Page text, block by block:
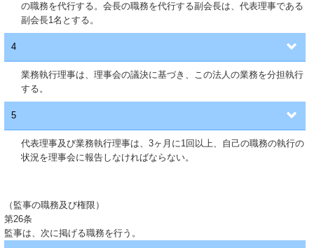
の職務を代行する。会長の職務を代行する副会長は、代表理事である
副会長1名とする。
4
業務執行理事は、理事会の議決に基づき、この法人の業務を分担執行
する。
5
代表理事及び業務執行理事は、3ヶ月に1回以上、自己の職務の執行の
状況を理事会に報告しなければならない。
（監事の職務及び権限）
第26条
監事は、次に掲げる職務を行う。